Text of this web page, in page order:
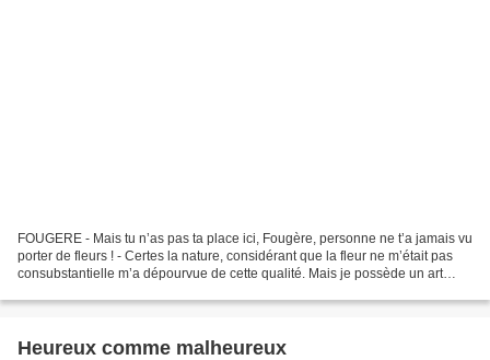
FOUGERE - Mais tu n’as pas ta place ici, Fougère, personne ne t’a jamais vu
porter de fleurs ! - Certes la nature, considérant que la fleur ne m’était pas
consubstantielle m’a dépourvue de cette qualité. Mais je possède un art
Heureux comme malheureux